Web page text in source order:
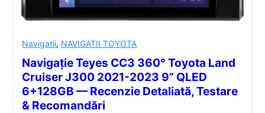
Navigatii, NAVIGATII TOYOTA
Navigație Teyes CC3 360° Toyota Land
Cruiser J300 2021-2023 9” QLED
6+128GB — Recenzie Detaliată, Testare
& Recomandări